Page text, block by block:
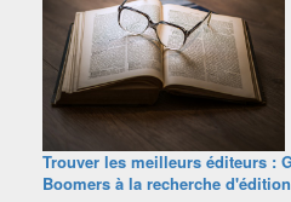
Trouver les meilleurs éditeurs :
Boomers à la recherche